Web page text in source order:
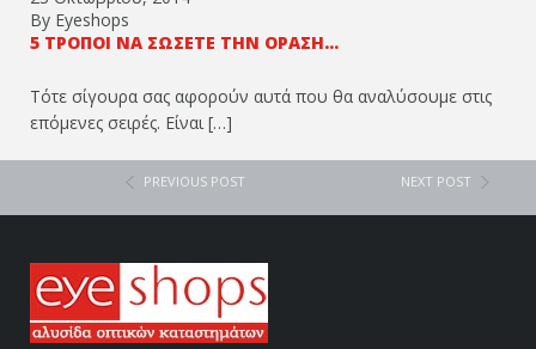
By Eyeshops
5 ΤΡΌΠΟΙ ΝΑ ΣΏΣΕΤΕ ΤΗΝ ΌΡΑΣΉ...
Τότε σίγουρα σας αφορούν αυτά που θα αναλύσουμε στις
επόμενες σειρές. Είναι […]
PREVIOUS POST NEXT POST